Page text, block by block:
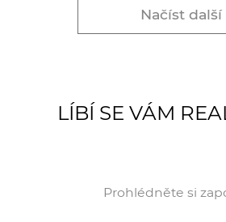
Načíst další
LÍBÍ SE VÁM
Prohlédněte si